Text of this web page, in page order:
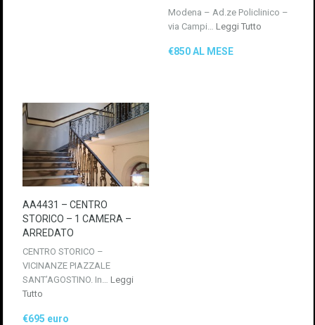
Modena – Ad.ze Policlinico –
via Campi… Leggi Tutto
€850 AL MESE
AA4431 – CENTRO
STORICO – 1 CAMERA –
ARREDATO
CENTRO STORICO –
VICINANZE PIAZZALE
SANT’AGOSTINO. In… Leggi
Tutto
€695 euro